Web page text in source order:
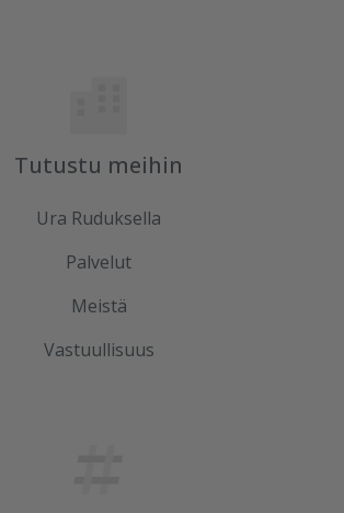
Tutustu meihin
Ura Ruduksella
Palvelut
Meistä
Vastuullisuus